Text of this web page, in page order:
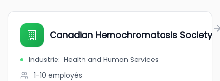
Canadian Hemochromatosis Society
Industrie: Health and Human Services
1-10 employés